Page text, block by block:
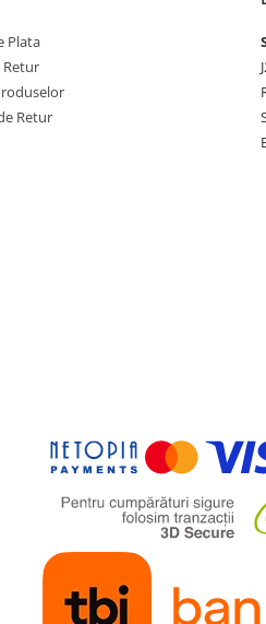
Plata
Retur
Retur